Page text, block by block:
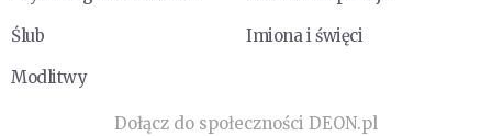
Ślub
Imiona i święci
Modlitwy
Dołącz do społeczności DEON.pl